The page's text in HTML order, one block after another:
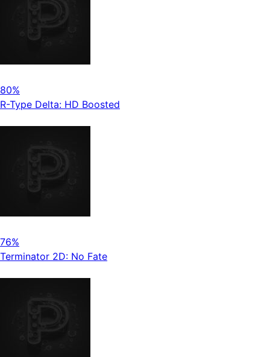
80%
R-Type Delta: HD Boosted
76%
Terminator 2D: No Fate